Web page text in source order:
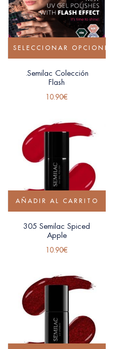
SELECCIONAR OPCIONES
.Semilac Colección
Flash
10.90€
AÑADIR AL CARRITO
305 Semilac Spiced
Apple
10.90€